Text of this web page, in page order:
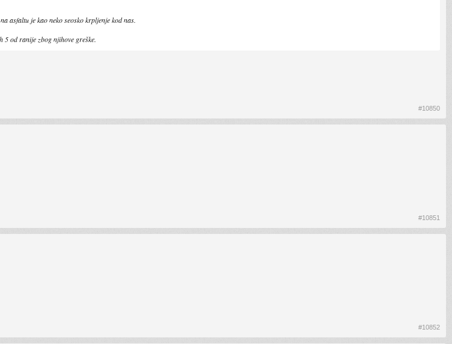
asfaltu je kao neko seosko krpljenje kod nas.
5 od ranije zbog njihove greške.
#10850
#10851
#10852